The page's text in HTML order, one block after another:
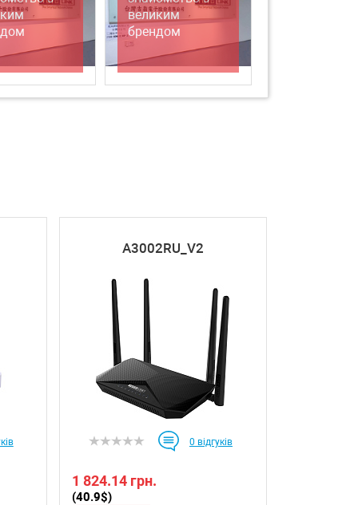
великим
брендом
A3002RU_V2
0 відгуків
1 824.14 грн.
(40.9$)